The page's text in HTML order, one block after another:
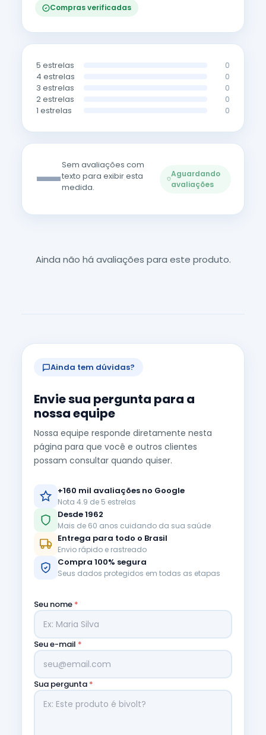
Compras verificadas
5 estrelas 0
4 estrelas 0
3 estrelas 0
2 estrelas 0
1 estrelas 0
—Sem avaliações com
texto para exibir esta
medida.
Aguardando
avaliações
Ainda não há avaliações para este produto.
Ainda tem dúvidas?
Envie sua pergunta para a
nossa equipe
Nossa equipe responde diretamente nesta
página para que você e outros clientes
possam consultar quando quiser.
+160 mil avaliações no Google
Nota 4.9 de 5 estrelas
Desde 1962
Mais de 60 anos cuidando da sua saúde
Entrega para todo o Brasil
Envio rápido e rastreado
Compra 100% segura
Seus dados protegidos em todas as etapas
Seu nome *
Seu e-mail *
Sua pergunta *